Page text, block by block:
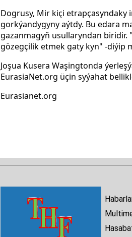
Dogrusy, Mir kiçi
gorkýandygyny aýtdy. Bu edara
gazanmagyň usullaryndan
gözegçilik etmek gaty kyn" -diýip
Joşua Kusera Waşingtonda
EurasiaNet.org üçin syýahat
Eurasianet.org